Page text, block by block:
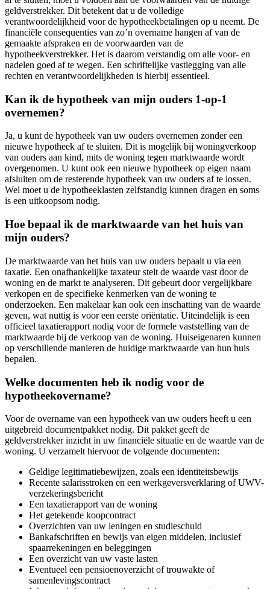
geldverstrekker. Dit betekent dat u de volledige
verantwoordelijkheid voor de hypotheekbetalingen op u neemt. De
financiële consequenties van zo’n overname hangen af van de
gemaakte afspraken en de voorwaarden van de
hypotheekverstrekker. Het is daarom verstandig om alle voor- en
nadelen goed af te wegen. Een schriftelijke vastlegging van alle
rechten en verantwoordelijkheden is hierbij essentieel.
Kan ik de hypotheek van mijn ouders 1-op-1
overnemen?
Ja, u kunt de hypotheek van uw ouders overnemen zonder een
nieuwe hypotheek af te sluiten. Dit is mogelijk bij woningverkoop
van ouders aan kind, mits de woning tegen marktwaarde wordt
overgenomen. U kunt ook een nieuwe hypotheek op eigen naam
afsluiten om de resterende hypotheek van uw ouders af te lossen.
Wel moet u de hypotheeklasten zelfstandig kunnen dragen en soms
is een uitkoopsom nodig.
Hoe bepaal ik de marktwaarde van het huis van
mijn ouders?
De marktwaarde van het huis van uw ouders bepaalt u via een
taxatie. Een onafhankelijke taxateur stelt de waarde vast door de
woning en de markt te analyseren. Dit gebeurt door vergelijkbare
verkopen en de specifieke kenmerken van de woning te
onderzoeken. Een makelaar kan ook een inschatting van de waarde
geven, wat nuttig is voor een eerste oriëntatie. Uiteindelijk is een
officieel taxatierapport nodig voor de formele vaststelling van de
marktwaarde bij de verkoop van de woning. Huiseigenaren kunnen
op verschillende manieren de huidige marktwaarde van hun huis
bepalen.
Welke documenten heb ik nodig voor de
hypotheekovername?
Voor de overname van een hypotheek van uw ouders heeft u een
uitgebreid documentpakket nodig. Dit pakket geeft de
geldverstrekker inzicht in uw financiële situatie en de waarde van de
woning. U verzamelt hiervoor de volgende documenten:
Geldige legitimatiebewijzen, zoals een identiteitsbewijs
Recente salarisstroken en een werkgeversverklaring of UWV-
verzekeringsbericht
Een taxatierapport van de woning
Het getekende koopcontract
Overzichten van uw leningen en studieschuld
Bankafschriften en bewijs van eigen middelen, inclusief
spaarrekeningen en beleggingen
Een overzicht van uw vaste lasten
Eventueel een pensioenoverzicht of trouwakte of
samenlevingscontract